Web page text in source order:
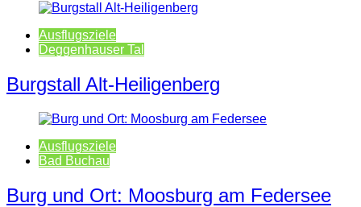
Ausflugsziele
Deggenhauser Tal
Burgstall Alt-Heiligenberg
Ausflugsziele
Bad Buchau
Burg und Ort: Moosburg am Federsee